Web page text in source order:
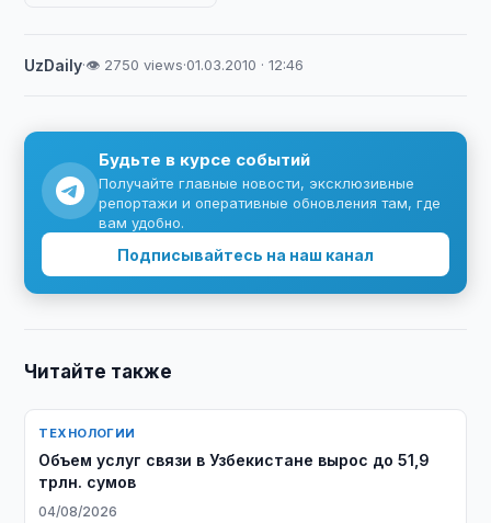
UzDaily·👁 2750 views·01.03.2010 · 12:46
Будьте в курсе событий
Получайте главные новости, эксклюзивные
репортажи и оперативные обновления там, где
вам удобно.
Подписывайтесь на наш канал
Читайте также
ТЕХНОЛОГИИ
Объем услуг связи в Узбекистане вырос до 51,9
трлн. сумов
04/08/2026